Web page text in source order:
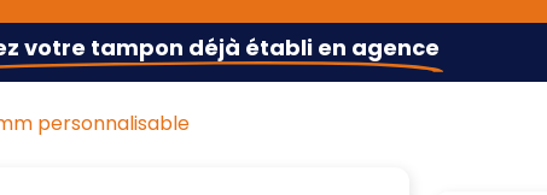
votre tampon déjà établi en agence
personnalisable